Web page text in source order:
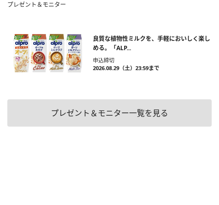
プレゼント＆モニター
良質な植物性ミルクを、手軽においしく楽し
める。「ALP...
申込締切
2026.08.29（土）23:59まで
プレゼント＆モニター一覧を見る